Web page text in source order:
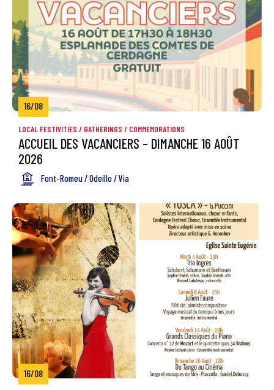
16/08
LOCAL FESTIVITIES / GATHERINGS / COMMEMORATIONS
ACCUEIL DES VACANCIERS – DIMANCHE 16 AOÛT
2026
Font-Romeu / Odeillo / Via
16/08